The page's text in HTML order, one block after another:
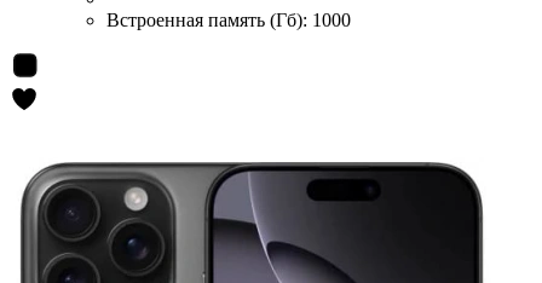
Встроенная память (Гб): 1000